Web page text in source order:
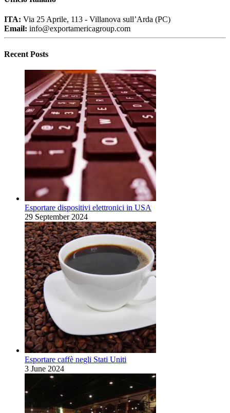
ITA: Via 25 Aprile, 113 - Villanova sull’Arda (PC)
Email: info@exportamericagroup.com
Recent Posts
Esportare dispositivi elettronici in USA
29 September 2024
Esportare caffè negli Stati Uniti
3 June 2024